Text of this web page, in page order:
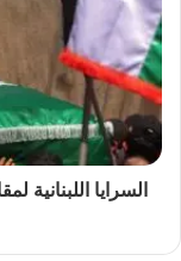
السرايا اللبنانية